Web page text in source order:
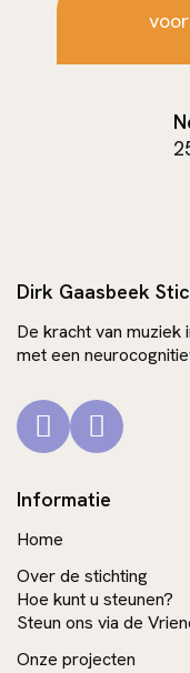
Dirk Gaasbeek
De kracht van
met een
Informatie
Home
Over de stichting
Hoe kunt u steunen?
Steun ons via de
Onze projecten